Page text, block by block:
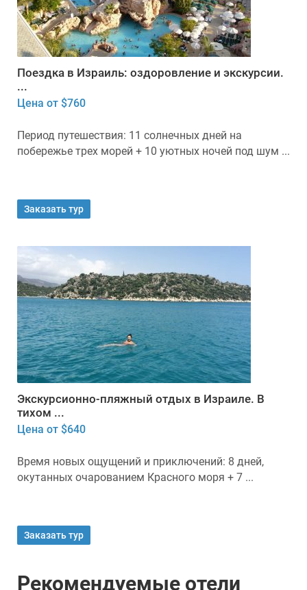
Поездка в Израиль: оздоровление и экскурсии.
...
Цена от $760
Период путешествия: 11 солнечных дней на
побережье трех морей + 10 уютных ночей под шум ...
Заказать тур
Экскурсионно-пляжный отдых в Израиле. В
тихом ...
Цена от $640
Время новых ощущений и приключений: 8 дней,
окутанных очарованием Красного моря + 7 ...
Заказать тур
Рекомендуемые отели